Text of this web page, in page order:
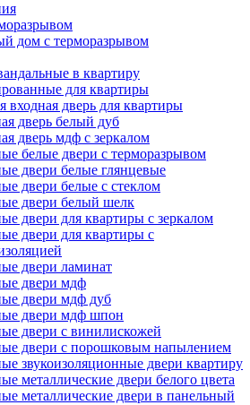
дом с терморазрывом
в квартиру
для квартиры
входная дверь для квартиры
дверь белый дуб
дверь мдф с зеркалом
белые двери с терморазрывом
двери белые глянцевые
двери белые с стеклом
двери белый шелк
двери для квартиры с зеркалом
двери для квартиры с
двери ламинат
двери мдф
двери мдф дуб
двери мдф шпон
двери с винилискожей
двери с порошковым напылением
звукоизоляционные двери квартиру
металлические двери белого цвета
металлические двери в панельный